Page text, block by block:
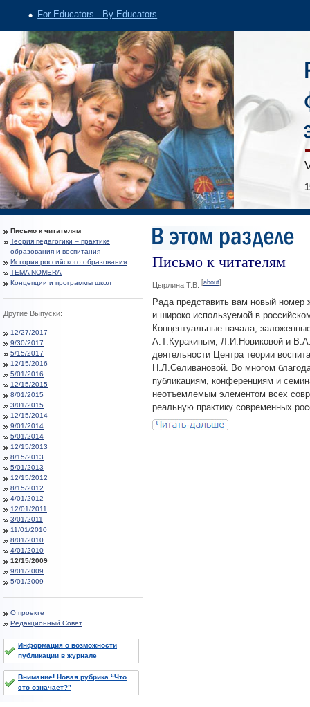
For Educators - By Educators
Письмо к читателям
Теория педагогики – практике
образования и воспитания
История российского образования
TEMA NOMERA
Концепции и программы школ
Другие Выпуски:
12/27/2017
9/30/2017
5/15/2017
12/15/2016
5/01/2016
12/15/2015
8/01/2015
3/01/2015
12/15/2014
9/01/2014
5/01/2014
12/15/2013
8/15/2013
5/01/2013
12/15/2012
8/15/2012
4/01/2012
12/01/2011
3/01/2011
11/01/2010
8/01/2010
4/01/2010
12/15/2009
9/01/2009
5/01/2009
О проекте
Редакционный Совет
Информация о возможности
публикации в журнале
Внимание! Новая рубрика “Что
это означает?”
Письмо к читателям
Цырлина Т.В. [about]
Рада представить вам новый номер
и широко используемой в
Концептуальные начала,
А.Т.Куракиным, Л.И.Новиковой и
деятельности Центра теории
Н.Л.Селивановой. Во многом
публикациям, конференциям и
неотъемлемым элементом всех
реальную практику современных